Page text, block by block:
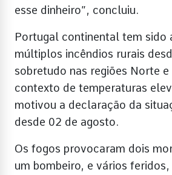
esse dinheiro”, concluiu.
Portugal continental tem sido
múltiplos incêndios rurais
sobretudo nas regiões Norte e
contexto de temperaturas
motivou a declaração da
desde 02 de agosto.
Os fogos provocaram dois
um bombeiro, e vários